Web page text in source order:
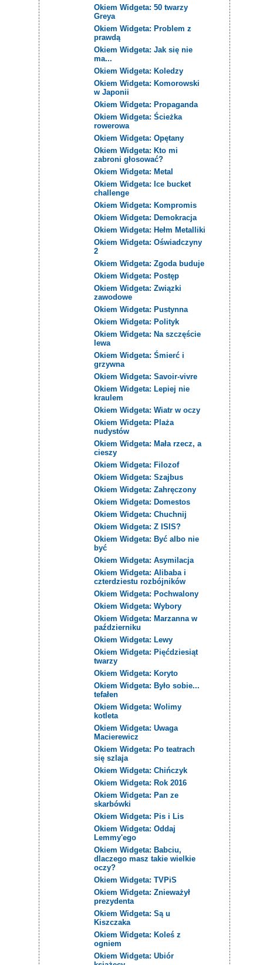
Okiem Widgeta: 50 twarzy
Greya
Okiem Widgeta: Problem z
prawdą
Okiem Widgeta: Jak się nie
ma...
Okiem Widgeta: Koledzy
Okiem Widgeta: Komorowski
w Japonii
Okiem Widgeta: Propaganda
Okiem Widgeta: Ścieżka
rowerowa
Okiem Widgeta: Opętany
Okiem Widgeta: Kto mi
zabroni głosować?
Okiem Widgeta: Metal
Okiem Widgeta: Ice bucket
challenge
Okiem Widgeta: Kompromis
Okiem Widgeta: Demokracja
Okiem Widgeta: Hełm Metalliki
Okiem Widgeta: Oświadczyny
2
Okiem Widgeta: Zgoda buduje
Okiem Widgeta: Postęp
Okiem Widgeta: Związki
zawodowe
Okiem Widgeta: Pustynna
Okiem Widgeta: Polityk
Okiem Widgeta: Na szczęście
lewa
Okiem Widgeta: Śmierć i
grzywna
Okiem Widgeta: Savoir-vivre
Okiem Widgeta: Lepiej nie
kraulem
Okiem Widgeta: Wiatr w oczy
Okiem Widgeta: Plaża
nudystów
Okiem Widgeta: Mała rzecz, a
cieszy
Okiem Widgeta: Filozof
Okiem Widgeta: Szajbus
Okiem Widgeta: Zahręczony
Okiem Widgeta: Domestos
Okiem Widgeta: Chuchnij
Okiem Widgeta: Z ISIS?
Okiem Widgeta: Być albo nie
być
Okiem Widgeta: Asymilacja
Okiem Widgeta: Alibaba i
czterdziestu rozbójników
Okiem Widgeta: Pochwalony
Okiem Widgeta: Wybory
Okiem Widgeta: Marzanna w
październiku
Okiem Widgeta: Lewy
Okiem Widgeta: Pięćdziesiąt
twarzy
Okiem Widgeta: Koryto
Okiem Widgeta: Było sobie...
tefałen
Okiem Widgeta: Wolimy
kotleta
Okiem Widgeta: Uwaga
Macierewicz
Okiem Widgeta: Po teatrach
się szlaja
Okiem Widgeta: Chińczyk
Okiem Widgeta: Rok 2016
Okiem Widgeta: Pan ze
skarbówki
Okiem Widgeta: Pis i Lis
Okiem Widgeta: Oddaj
Lemmy'ego
Okiem Widgeta: Babciu,
dlaczego masz takie wielkie
oczy?
Okiem Widgeta: TVPiS
Okiem Widgeta: Znieważył
prezydenta
Okiem Widgeta: Są u
Kiszczaka
Okiem Widgeta: Koleś z
ogniem
Okiem Widgeta: Ubiór